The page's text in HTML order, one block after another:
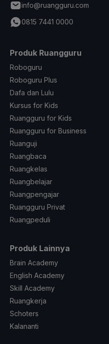
info@ruangguru.com
0815 7441 0000
Produk Ruangguru
Roboguru
Roboguru Plus
Dafa dan Lulu
Kursus for Kids
Ruangguru for Kids
Ruangguru for Business
Ruanguji
Ruangbaca
Ruangkelas
Ruangbelajar
Ruangpengajar
Ruangguru Privat
Ruangpeduli
Produk Lainnya
Brain Academy
English Academy
Skill Academy
Ruangkerja
Schoters
Kalananti